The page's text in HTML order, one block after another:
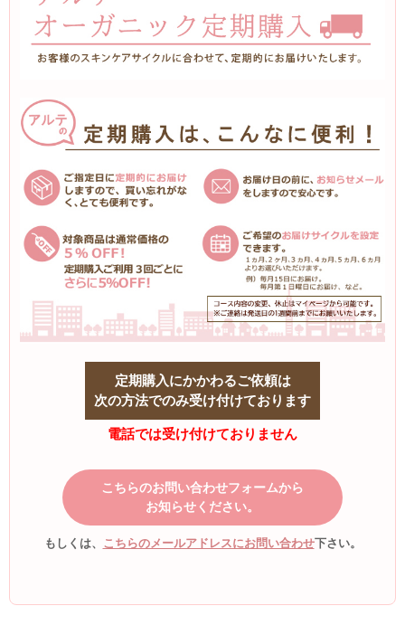
定期購入にかかわるご依頼は
次の方法でのみ受け付けております
電話では受け付けておりません
こちらのお問い合わせフォームから
お知らせください。
もしくは、 こちらのメールアドレスにお問い合わせ下さい。